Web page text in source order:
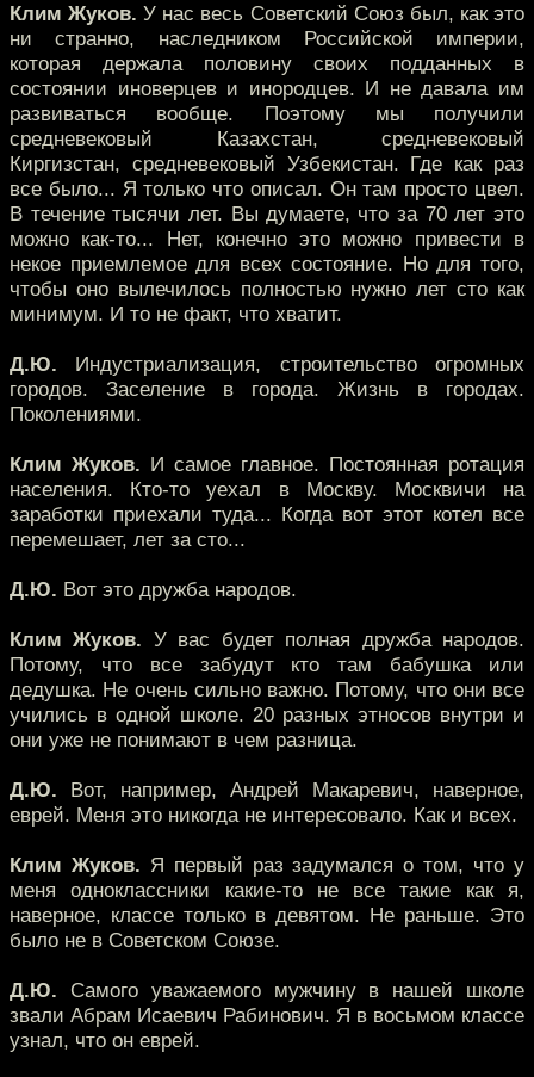
Клим Жуков. У нас весь Советский Союз был, как это
ни странно, наследником Российской империи,
которая держала половину своих подданных в
состоянии иноверцев и инородцев. И не давала им
развиваться вообще. Поэтому мы получили
средневековый Казахстан, средневековый
Киргизстан, средневековый Узбекистан. Где как раз
все было... Я только что описал. Он там просто цвел.
В течение тысячи лет. Вы думаете, что за 70 лет это
можно как-то... Нет, конечно это можно привести в
некое приемлемое для всех состояние. Но для того,
чтобы оно вылечилось полностью нужно лет сто как
минимум. И то не факт, что хватит.
Д.Ю. Индустриализация, строительство огромных
городов. Заселение в города. Жизнь в городах.
Поколениями.
Клим Жуков. И самое главное. Постоянная ротация
населения. Кто-то уехал в Москву. Москвичи на
заработки приехали туда... Когда вот этот котел все
перемешает, лет за сто...
Д.Ю. Вот это дружба народов.
Клим Жуков. У вас будет полная дружба народов.
Потому, что все забудут кто там бабушка или
дедушка. Не очень сильно важно. Потому, что они все
учились в одной школе. 20 разных этносов внутри и
они уже не понимают в чем разница.
Д.Ю. Вот, например, Андрей Макаревич, наверное,
еврей. Меня это никогда не интересовало. Как и всех.
Клим Жуков. Я первый раз задумался о том, что у
меня одноклассники какие-то не все такие как я,
наверное, классе только в девятом. Не раньше. Это
было не в Советском Союзе.
Д.Ю. Самого уважаемого мужчину в нашей школе
звали Абрам Исаевич Рабинович. Я в восьмом классе
узнал, что он еврей.